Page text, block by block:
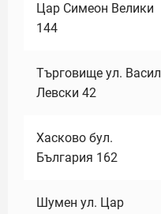
Цар Симеон Велики
144
Търговище ул. Васил
Левски 42
Хасково бул.
България 162
Шумен ул. Цар